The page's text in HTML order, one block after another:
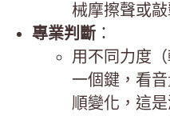
械摩擦聲或敲
專業判斷 ：
用不同力度
一個鍵，看
順變化，這